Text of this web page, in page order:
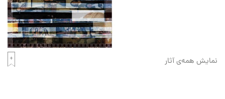
نمایش همه‌ی آثار